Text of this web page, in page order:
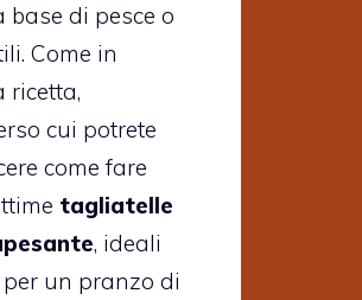
base di pesce o
Come in
ricetta,
cui potrete
come fare
tagliatelle
, ideali
un pranzo di